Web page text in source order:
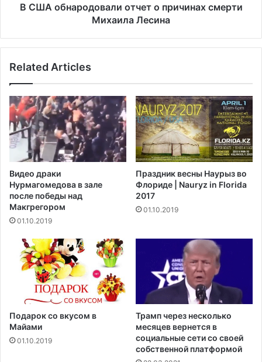
ы
у
р
с
д
л
а
р
л
т
ч
е
т
р
и
ч
т
и
М
В США обнародовали отчет о причинах смерти
Михаила Лесина
Related Articles
Видео драки
Нурмагомедова в зале
после победы над
Макгрегором‍
01.10.2019
Праздник весны Наурыз во
Флориде | Nauryz in Florida
2017
01.10.2019
Подарок со вкусом в
Майами
01.10.2019
Трамп через несколько
месяцев вернется в
социальные сети со своей
собственной платформой